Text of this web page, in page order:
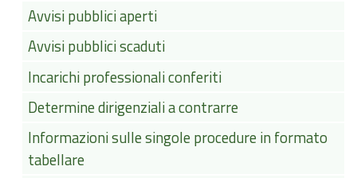
Avvisi pubblici aperti
Avvisi pubblici scaduti
Incarichi professionali conferiti
Determine dirigenziali a contrarre
Informazioni sulle singole procedure in formato
tabellare